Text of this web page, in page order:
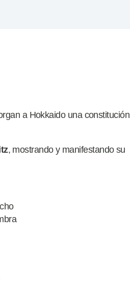
a Hokkaido una constitución
, mostrando y manifestando su